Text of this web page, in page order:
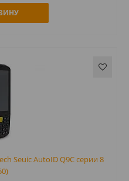
Seuic AutoID Q9С серии 8